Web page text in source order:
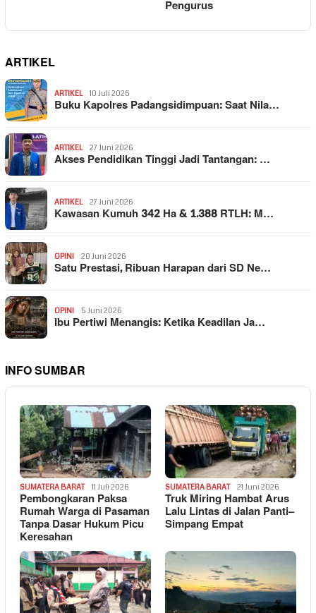
Pengurus
ARTIKEL
ARTIKEL 10 Juli 2026
Buku Kapolres Padangsidimpuan: Saat Nila…
ARTIKEL 27 Juni 2026
Akses Pendidikan Tinggi Jadi Tantangan: …
ARTIKEL 27 Juni 2026
Kawasan Kumuh 342 Ha & 1.388 RTLH: M…
OPINI 20 Juni 2026
Satu Prestasi, Ribuan Harapan dari SD Ne…
OPINI 5 Juni 2026
Ibu Pertiwi Menangis: Ketika Keadilan Ja…
INFO SUMBAR
SUMATERA BARAT 11 Juli 2026
Pembongkaran Paksa
Rumah Warga di Pasaman
Tanpa Dasar Hukum Picu
Keresahan
SUMATERA BARAT 21 Juni 2026
Truk Miring Hambat Arus
Lalu Lintas di Jalan Panti–
Simpang Empat